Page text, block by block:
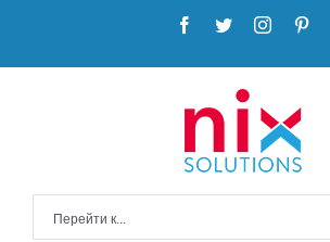
Facebook
TwitterInstagram
Перейти к...